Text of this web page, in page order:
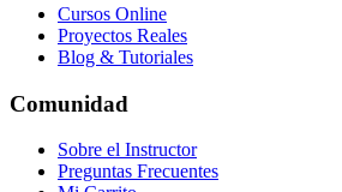
Cursos Online
Proyectos Reales
Blog & Tutoriales
Comunidad
Sobre el Instructor
Preguntas Frecuentes